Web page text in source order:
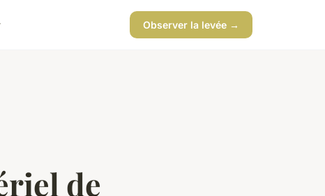
Observer la levée →
de